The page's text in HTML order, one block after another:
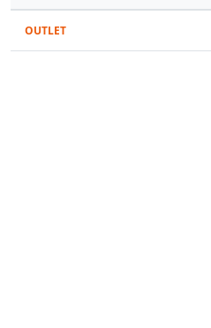
OUTLET